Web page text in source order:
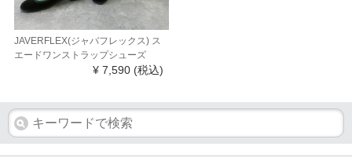
JAVERFLEX(ジャバフレックス) ス
エードワンストラップシューズ
¥ 7,590 (税込)